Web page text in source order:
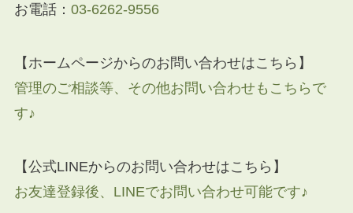
お電話： 03-6262-9556
【ホームページからのお問い合わせはこちら】
管理のご相談等、その他お問い合わせもこちらで
す♪
【公式LINEからのお問い合わせはこちら】
お友達登録後、LINEでお問い合わせ可能です♪